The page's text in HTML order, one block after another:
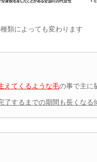
類によっても変わります
えてくるような毛の事で主に
了するまでの期間も長くなる